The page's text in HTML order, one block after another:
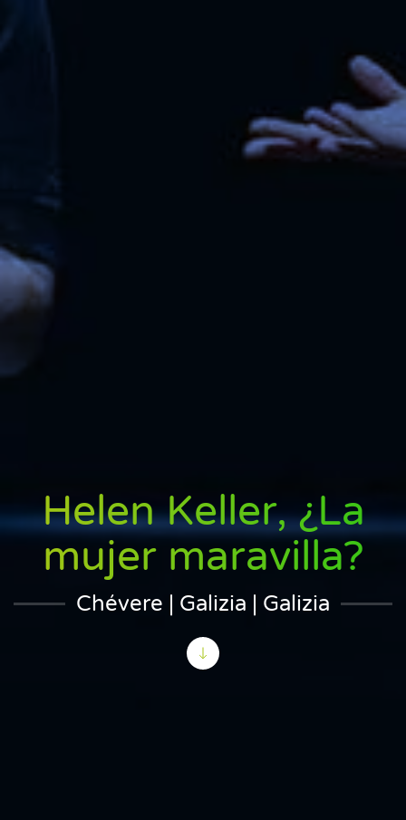
Helen Keller, ¿La
mujer maravilla?
Chévere | Galizia | Galizia